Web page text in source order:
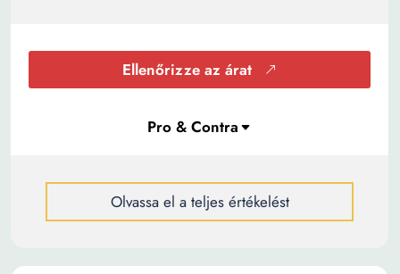
Ellenőrizze az árat
Olvassa el a teljes értékelést